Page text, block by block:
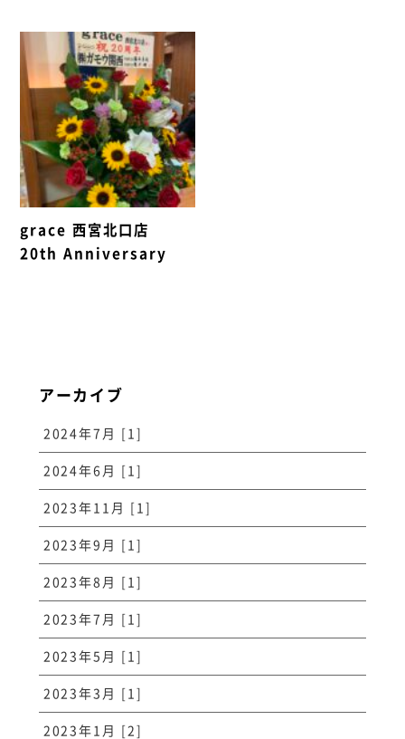
grace 西宮北口店
20th Anniversary
アーカイブ
2024年7月 [1]
2024年6月 [1]
2023年11月 [1]
2023年9月 [1]
2023年8月 [1]
2023年7月 [1]
2023年5月 [1]
2023年3月 [1]
2023年1月 [2]